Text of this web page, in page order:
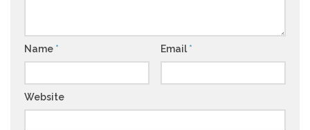
Name * Email *
Website